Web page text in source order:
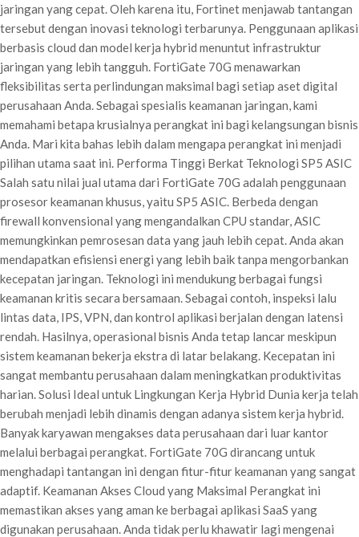
jaringan yang cepat. Oleh karena itu, Fortinet menjawab tantangan
tersebut dengan inovasi teknologi terbarunya. Penggunaan aplikasi
berbasis cloud dan model kerja hybrid menuntut infrastruktur
jaringan yang lebih tangguh. FortiGate 70G menawarkan
fleksibilitas serta perlindungan maksimal bagi setiap aset digital
perusahaan Anda. Sebagai spesialis keamanan jaringan, kami
memahami betapa krusialnya perangkat ini bagi kelangsungan bisnis
Anda. Mari kita bahas lebih dalam mengapa perangkat ini menjadi
pilihan utama saat ini. Performa Tinggi Berkat Teknologi SP5 ASIC
Salah satu nilai jual utama dari FortiGate 70G adalah penggunaan
prosesor keamanan khusus, yaitu SP5 ASIC. Berbeda dengan
firewall konvensional yang mengandalkan CPU standar, ASIC
memungkinkan pemrosesan data yang jauh lebih cepat. Anda akan
mendapatkan efisiensi energi yang lebih baik tanpa mengorbankan
kecepatan jaringan. Teknologi ini mendukung berbagai fungsi
keamanan kritis secara bersamaan. Sebagai contoh, inspeksi lalu
lintas data, IPS, VPN, dan kontrol aplikasi berjalan dengan latensi
rendah. Hasilnya, operasional bisnis Anda tetap lancar meskipun
sistem keamanan bekerja ekstra di latar belakang. Kecepatan ini
sangat membantu perusahaan dalam meningkatkan produktivitas
harian. Solusi Ideal untuk Lingkungan Kerja Hybrid Dunia kerja telah
berubah menjadi lebih dinamis dengan adanya sistem kerja hybrid.
Banyak karyawan mengakses data perusahaan dari luar kantor
melalui berbagai perangkat. FortiGate 70G dirancang untuk
menghadapi tantangan ini dengan fitur-fitur keamanan yang sangat
adaptif. Keamanan Akses Cloud yang Maksimal Perangkat ini
memastikan akses yang aman ke berbagai aplikasi SaaS yang
digunakan perusahaan. Anda tidak perlu khawatir lagi mengenai